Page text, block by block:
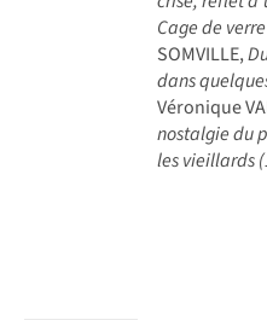
Cage de
SOMVILLE,
dans
Véronique
nostalgie du
les vieillards